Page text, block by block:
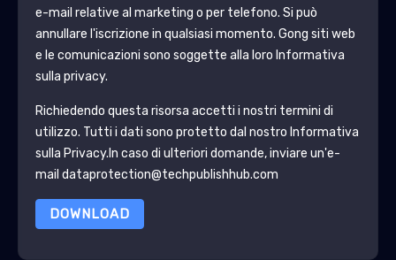
e-mail relative al marketing o per telefono. Si può
annullare l'iscrizione in qualsiasi momento. Gong siti web
e le comunicazioni sono soggette alla loro Informativa
sulla privacy.
Richiedendo questa risorsa accetti i nostri termini di
utilizzo. Tutti i dati sono protetto dal nostro Informativa
sulla Privacy.In caso di ulteriori domande, inviare un'e-
mail dataprotection@techpublishhub.com
DOWNLOAD